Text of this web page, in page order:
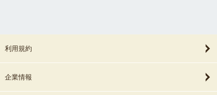
利用規約
企業情報